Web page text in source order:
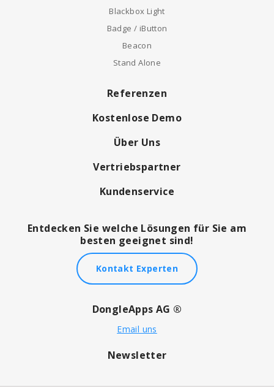
Blackbox Light
Badge / iButton
Beacon
Stand Alone
Referenzen
Kostenlose Demo
Über Uns
Vertriebspartner
Kundenservice
Entdecken Sie welche Lösungen für Sie am
besten geeignet sind!
Kontakt Experten
DongleApps AG ®
Email uns
Newsletter